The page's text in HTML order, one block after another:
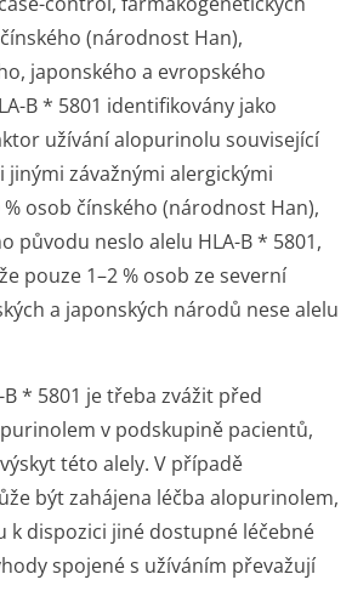
(národnost Han),
japonského a evropského
B * 5801 identifikovány jako
užívání alopurinolu související
i jinými závažnými alergickými
% osob čínského (národnost Han),
původu neslo alelu HLA-B * 5801,
pouze 1–2 % osob ze severní
a japonských národů nese alelu
B * 5801 je třeba zvážit před
v podskupině pacientů,
této alely. V případě
být zahájena léčba alopurinolem,
k dispozici jiné dostupné léčebné
spojené s užíváním převažují